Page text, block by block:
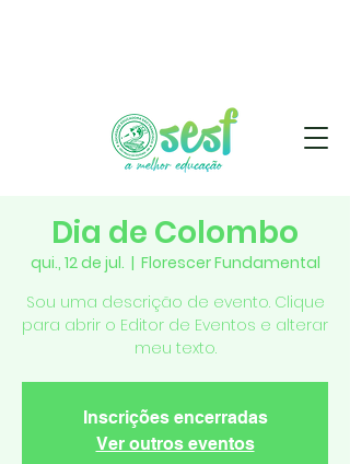
Dia de Colombo
qui., 12 de jul.
  |
Florescer Fundamental
Sou uma descrição de evento. Clique
para abrir o Editor de Eventos e alterar
meu texto.
Inscrições encerradas
Ver outros eventos